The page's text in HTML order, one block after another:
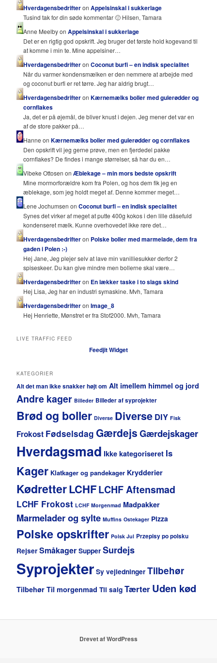
HverdagensbedrifteronAppelsinskal i sukkerlage
Tusind tak for din søde kommentar 🙂 Hilsen, Tamara
Anne Meelby onAppelsinskal i sukkerlage
Det er en rigtig god opskrift. Jeg bruger det første hold kogevand til
at komme i min te. Mine appelsiner…
HverdagensbedrifteronCoconut burfi – en indisk specialitet
Når du varmer kondensmælken er den nemmere at arbejde med
og coconut burfi er ret tørre. Jeg har aldrig brugt…
HverdagensbedrifteronKærnemælks boller med gulerødder og
cornflakes
Ja, det er på øjemål, de bliver knust i dejen. Jeg mener det var en
af de store pakker på…
Hanne onKærnemælks boller med gulerødder og cornflakes
Den opskrift vil jeg gerne prøve, men en fjerdedel pakke
cornflakes? De findes i mange størrelser, så har du en…
Vibeke Ottosen onÆblekage – min mors bedste opskrift
Mine mormorforældre kom fra Polen, og hos dem fik jeg en
æblekage, som jeg holdt meget af. Denne kommer meget…
Lene Jochumsen onCoconut burfi – en indisk specialitet
Synes det virker af meget at putte 400g kokos i den lille dåsefuld
kondenseret mælk. Kunne overhovedet ikke røre det…
Hverdagensbedrifteron Polske boller med marmelade, dem fra
gaden i Polen :-)
Hej Jane, Jeg plejer selv at lave min vanilliesukker derfor 2
spiseskeer. Du kan give mindre men bollerne skal være…
Hverdagensbedrifteron En lækker taske i to slags skind
Hej Lisa, Jeg har en industri symaskine. Mvh, Tamara
HverdagensbedrifteronImage_8
Hej Henriette, Mønstret er fra Stof2000. Mvh, Tamara
LIVE TRAFFIC FEED
Feedjit Widget
KATEGORIER
Alt det man ikke snakker højt om Alt imellem himmel og jord
Andre kager Billeder Billeder af syprojekter
Brød og boller Diverse Diverse DIY Fisk
Frokost Fødselsdag GærdejsGærdejskager
Hverdagsmad Ikke kategoriseret Is
Kager Klatkager og pandekager Krydderier
KødretterLCHFLCHF Aftensmad
LCHF Frokost LCHF Morgenmad Madpakker
Marmelader og sylte Muffins Ostekager Pizza
Polske opskrifter Polsk Jul Przepisy po polsku
Rejser Småkager Supper Surdejs
Syprojekter Sy vejledninger Tilbehør
Tilbehør Til morgenmad Til salg Tærter Uden kød
Drevet af WordPress